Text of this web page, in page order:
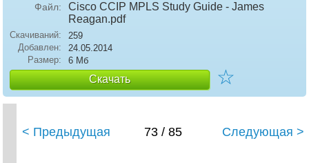
Файл:
Cisco CCIP MPLS Study Guide - James
Reagan.pdf
Скачиваний:
259
Добавлен:
24.05.2014
Размер:
6 Мб
Скачать ☆
< Предыдущая 73 / 85 Следующая >